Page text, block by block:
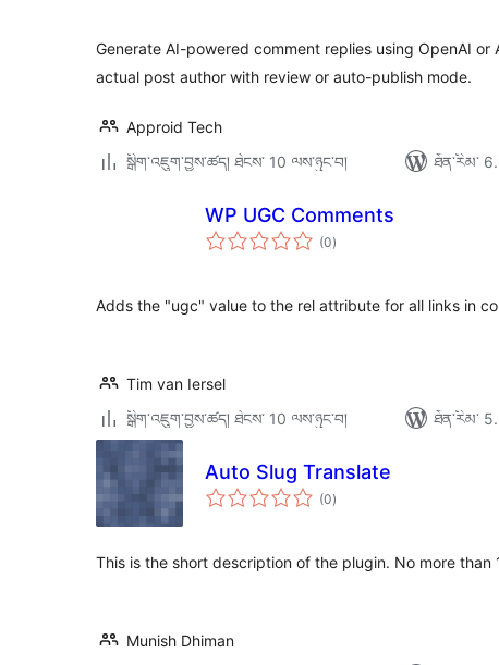
Generate AI-powered comment replies using OpenAI
actual post author with review or auto-publish mode.
Approid Tech
སྒྲིག་འཇུག་བྱས་ཚད། ཐེངས་ 10 ལས་ཉུང་བ།
ཐོན་རིམ་
WP UGC Comments
(0གདེང་
འཇོག་
)
Adds the "ugc" value to the rel attribute for all links in
Tim van Iersel
སྒྲིག་འཇུག་བྱས་ཚད། ཐེངས་ 10 ལས་ཉུང་བ།
ཐོན་རིམ་
Auto Slug Translate
(0གདེང་
འཇོག་
)
This is the short description of the plugin. No more than
Munish Dhiman